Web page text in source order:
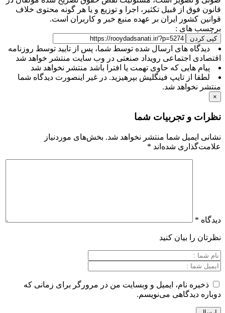
قانون فوق از قبیل تکثیر، اجرا و توزیع و یا هر گونه محتوی خلاف
قوانین کشور ایران بر عهده منبع خبر و کاربران است.
برچسب های :
کپی کردن
دیدگاه های ارسال شده توسط شما، پس از تایید توسط روزنامه
اقتصادی اجتماعی رویداد صنعتی در وب سایت منتشر خواهد شد
پیام هایی که حاوی تهمت یا افترا باشد منتشر نخواهد شد
لطفا از تایپ فینگلیش بپرهیزید. در غیر اینصورت دیدگاه شما
منتشر نخواهد شد.
×
نظرات و تجربیات شما
نشانی ایمیل شما منتشر نخواهد شد. بخش‌های موردنیاز
علامت‌گذاری شده‌اند *
دیدگاه *
نظرتان را بیان کنید
ذخیره نام، ایمیل و وبسایت من در مرورگر برای زمانی که
دوباره دیدگاهی می‌نویسم.